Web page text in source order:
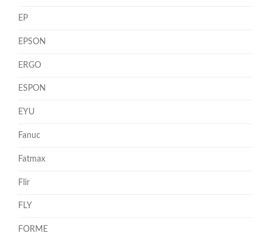
EP
EPSON
ERGO
ESPON
EYU
Fanuc
Fatmax
Flir
FLY
FORME